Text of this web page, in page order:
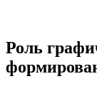
Роль